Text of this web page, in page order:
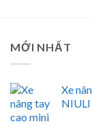
MỚI NHẤT
Xe
NIULI